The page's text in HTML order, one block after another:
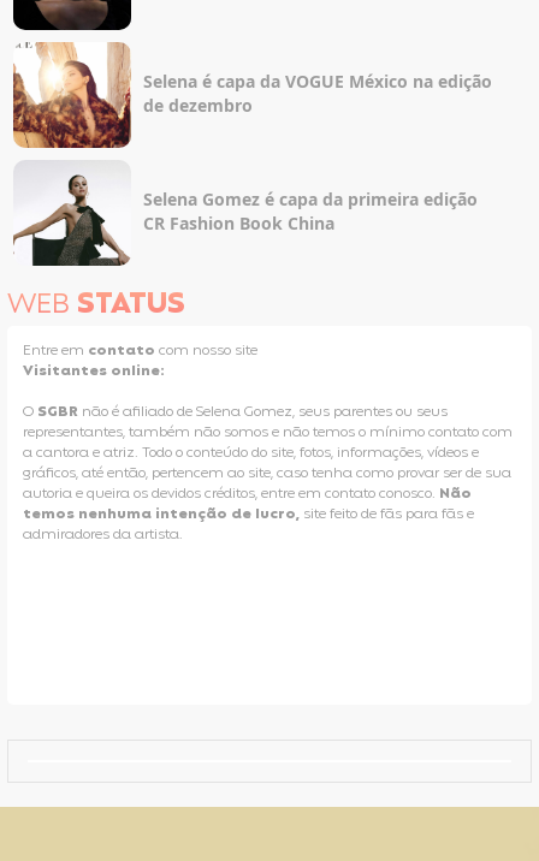
Selena é capa da VOGUE México na edição
de dezembro
Selena Gomez é capa da primeira edição
CR Fashion Book China
WEB STATUS
Entre em contato com nosso site
Visitantes online:
O SGBR não é afiliado de Selena Gomez, seus parentes ou seus
representantes, também não somos e não temos o mínimo contato com
a cantora e atriz. Todo o conteúdo do site, fotos, informações, vídeos e
gráficos, até então, pertencem ao site, caso tenha como provar ser de sua
autoria e queira os devidos créditos, entre em contato conosco. Não
temos nenhuma intenção de lucro, site feito de fãs para fãs e
admiradores da artista.